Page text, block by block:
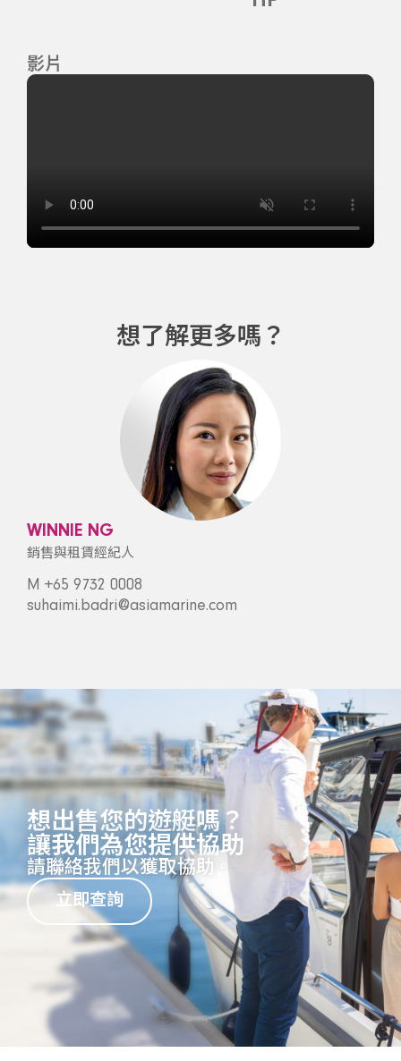
影片
想了解更多嗎？
WINNIE NG
銷售與租賃經紀人
M +65 9732 0008
suhaimi.badri@asiamarine.com
想出售您的遊艇嗎？
讓我們為您提供協助
請聯絡我們以獲取協助。
立即查詢